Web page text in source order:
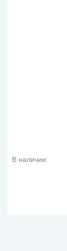
В наличии: